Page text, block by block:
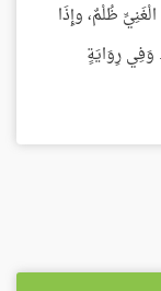
ظُلْمٌ، وإِذَا
وَفِي رِوَايَةٍ